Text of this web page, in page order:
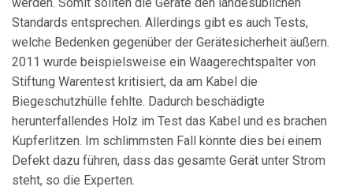
Standards entsprechen. Allerdings gibt es auch Tests,
welche Bedenken gegenüber der Gerätesicherheit äußern.
2011 wurde beispielsweise ein Waagerechtspalter von
Stiftung Warentest kritisiert, da am Kabel die
Biegeschutzhülle fehlte. Dadurch beschädigte
herunterfallendes Holz im Test das Kabel und es brachen
Kupferlitzen. Im schlimmsten Fall könnte dies bei einem
Defekt dazu führen, dass das gesamte Gerät unter Strom
steht, so die Experten.